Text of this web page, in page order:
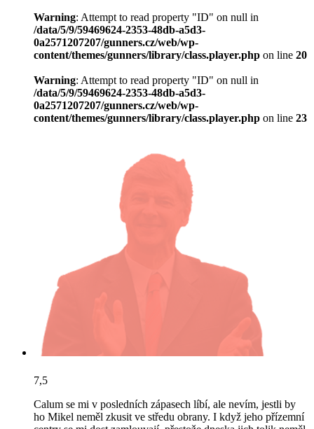
Warning: Attempt to read property "ID" on null in
/data/5/9/59469624-2353-48db-a5d3-
0a2571207207/gunners.cz/web/wp-
content/themes/gunners/library/class.player.php on line 20
Warning: Attempt to read property "ID" on null in
/data/5/9/59469624-2353-48db-a5d3-
0a2571207207/gunners.cz/web/wp-
content/themes/gunners/library/class.player.php on line 23
7,5
Calum se mi v posledních zápasech líbí, ale nevím, jestli by
ho Mikel neměl zkusit ve středu obrany. I když jeho přízemní